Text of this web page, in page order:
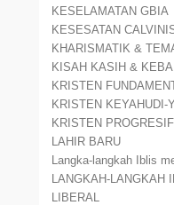
KESELAMATAN GBIA
KESESATAN
KHARISMATIK &
KISAH KASIH &
KRISTEN
KRISTEN KEYAHUDI-
KRISTEN PROGRESIF
LAHIR BARU
Langka-langkah Iblis
LANGKAH-LANGKAH
LIBERAL